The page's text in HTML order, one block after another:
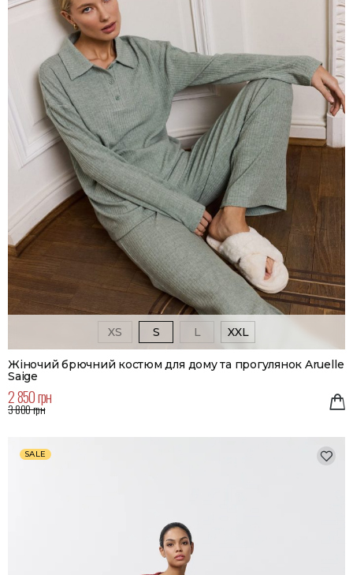
XS S L XXL
Жіночий брючний костюм для дому та прогулянок Aruelle
Saige
2 850 грн
3 800 грн
SALE